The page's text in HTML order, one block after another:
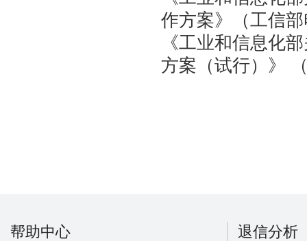
作方案》（工信
《工业和信息化
方案（试行）》
帮助中心 退信分析